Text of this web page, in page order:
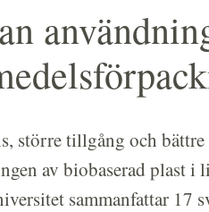
större tillgång och
av biobaserad plast
sammanfattar 17